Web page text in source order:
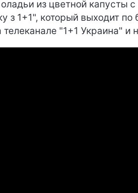
из цветной капусты
з 1+1", который выходит
"1+1 Украина" и